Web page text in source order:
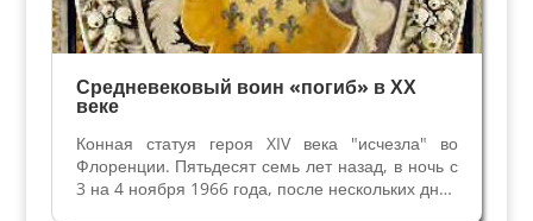
Средневековый воин «погиб» в ХХ
веке
Конная статуя героя XIV века "исчезла" во
Флоренции. Пятьдесят семь лет назад, в ночь с
3 на 4 ноября 1966 года, после нескольких дней